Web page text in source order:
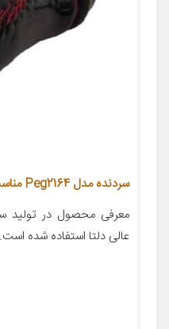
سردنده مدل Peg2164 مناسب برای پژو 206 صندوقدار
معرفی محصول در تولید
عالی دلتا استفاده شده